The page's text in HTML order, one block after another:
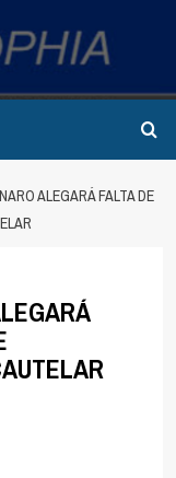
ALEGARÁ FALTA DE